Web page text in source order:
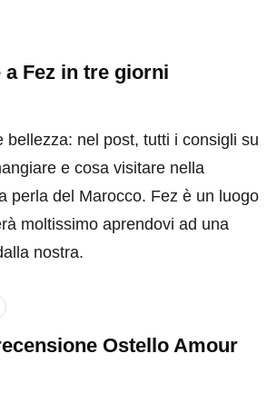
a Fez in tre giorni
bellezza: nel post, tutti i consigli su
e cosa visitare nella
perla del Marocco. Fez è un luogo
moltissimo aprendovi ad una
nostra.
Ostello Amour